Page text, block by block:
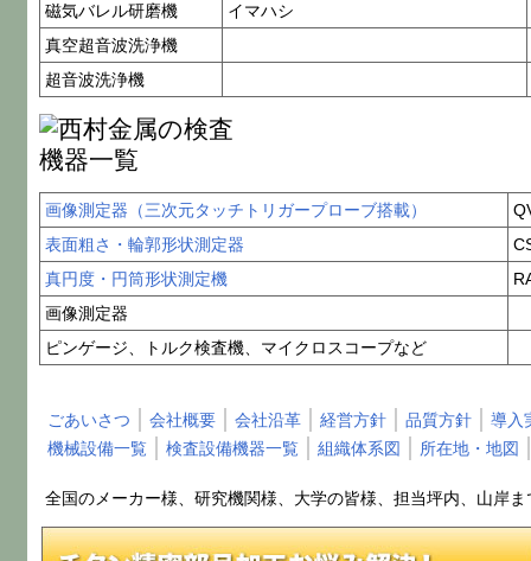
磁気バレル研磨機
イマハシ
真空超音波洗浄機
超音波洗浄機
画像測定器（三次元タッチトリガープローブ搭載）
表面粗さ・輪郭形状測定器
真円度・円筒形状測定機
画像測定器
ピンゲージ、トルク検査機、マイクロスコープなど
ごあいさつ 会社概要 会社沿革 経営方針 品質方針
導入
機械設備一覧
検査設備機器一覧 組織体系図 所在地・地図
全国のメーカー様、研究機関様、大学の皆様、担当坪内、山岸